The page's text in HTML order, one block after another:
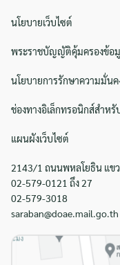
นโยบายเว็บไซต์
พระราชบัญญัติคุ้มครองข้อมู
นโยบายการรักษาความมั่น
ช่องทางอิเล็กทรอนิกส์สำหรั
แผนผังเว็บไซต์
2143/1 ถนนพหลโยธิน แขว
02-579-0121 ถึง 27
02-579-3018
saraban@doae.mail.go.th